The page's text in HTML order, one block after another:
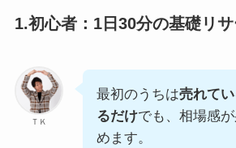
1.初心者：1日30分の基礎リ
ＴＫ
最初のうちは売れて
るだけでも、相場感
めます。